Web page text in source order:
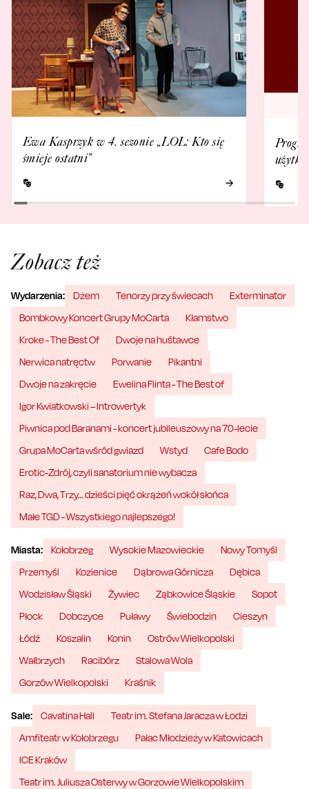
Ewa Kasprzyk w 4. sezonie „LOL: Kto się
śmieje ostatni”
Zobacz też
Wydarzenia: Dżem Tenorzy przy świecach
Exterminator
Bombkowy Koncert Grupy MoCarta
Kłamstwo
Kroke - The Best Of
Dwoje na huśtawce
Nerwica natręctw
Porwanie
Pikantni
Dwoje na zakręcie
Ewelina Flinta - The Best of
Igor Kwiatkowski – Introwertyk
Piwnica pod Baranami - koncert jubileuszowy na 70-lecie
Grupa MoCarta wśród gwiazd
Wstyd
Cafe Bodo
Erotic-Zdrój, czyli sanatorium nie wybacza
Raz, Dwa, Trzy… dzieści pięć okrążeń wokół słońca
Małe TGD - Wszystkiego najlepszego!
Miasta: Kołobrzeg Wysokie Mazowieckie
Nowy Tomyśl
Przemyśl
Kozienice Dąbrowa Górnicza
Dębica
Wodzisław Śląski
Żywiec Ząbkowice Śląskie
Sopot
Płock
Dobczyce Puławy Świebodzin
Cieszyn
Łódź
Koszalin Konin
Ostrów Wielkopolski
Wałbrzych
Racibórz
Stalowa Wola
Gorzów Wielkopolski
Kraśnik
Sale: Cavatina Hall
Teatr im. Stefana Jaracza w Łodzi
Amfiteatr w Kołobrzegu
Pałac Młodzieży w Katowicach
ICE Kraków
Teatr im. Juliusza Osterwy w Gorzowie Wielkopolskim